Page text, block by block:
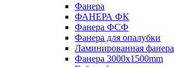
Фанера
ФАНЕРА ФК
Фанера ФСФ
Фанера для опалубки
Ламинированная фанера
Фанера 3000х1500mm